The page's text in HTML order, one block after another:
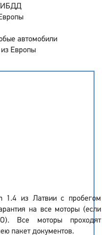
автомобили
из Европы
1.4 из Латвии с пробегом
на все моторы (если
Все моторы проходят
пакет документов.